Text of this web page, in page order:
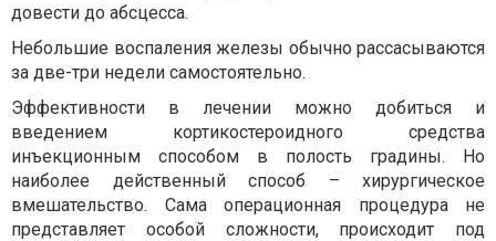
довести до абсцесса.
Небольшие воспаления железы обычно рассасываются
за две-три недели самостоятельно.
Эффективности в лечении можно добиться и
введением кортикостероидного средства
инъекционным способом в полость градины. Но
наиболее действенный способ – хирургическое
вмешательство. Сама операционная процедура не
представляет особой сложности, происходит под